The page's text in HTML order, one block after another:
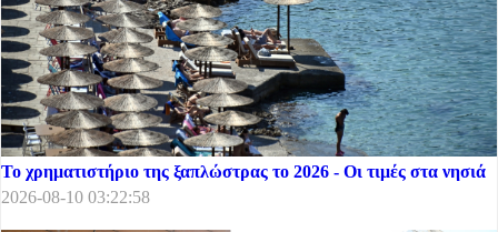
Το χρηματιστήριο της ξαπλώστρας το 2026 - Οι τιμές στα νησιά
2026-08-10 03:22:58